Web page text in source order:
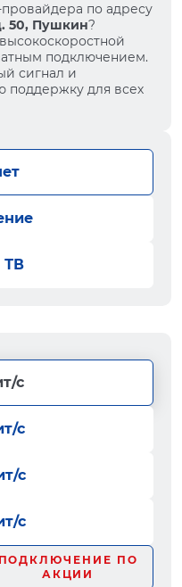
по адресу
50, Пушкин?
подключением.
сигнал и
поддержку для всех
ТВ
с
с
с
с
ПОДКЛЮЧЕНИЕ ПО
АКЦИИ